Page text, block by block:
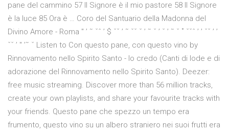
pane del cammino 57 Il Signore è il mio pastore 58 Il Signore
è la luce 85 Ora è … Coro del Santuario della Madonna del
Divino Amore - Roma " ’ ˜ ˇˆ ’ $ ˇˇ ’ ˜ ˇˇ ˇ ’ ˜ ˇ ’ ˇ ’ ˜ ˇ ˚ ˇˇˆ ’ ’ ˇˇ ’ ’
ˇˇ ’ " ’˜ ˇ Listen to Con questo pane, con questo vino by
Rinnovamento nello Spirito Santo - Io credo (Canti di lode e di
adorazione del Rinnovamento nello Spirito Santo). Deezer:
free music streaming. Discover more than 56 million tracks,
create your own playlists, and share your favourite tracks with
your friends. Questo pane che spezzo un tempo era
frumento, questo vino su un albero straniero nei suoi frutti era